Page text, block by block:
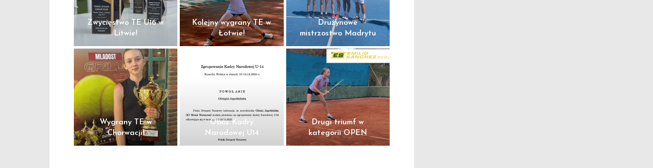
Zwycięstwo TE U16 w
Litwie!
Kolejny wygrany TE w
Łotwie!
Drużynowe
mistrzostwo Madrytu
Wygrany TE w
Chorwacji!
Obóz Kadry
Narodowej U14
Drugi triumf w
kategorii OPEN